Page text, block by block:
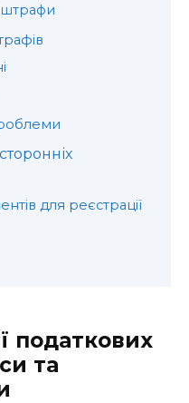
штрафи
для реєстрації
податкових
та